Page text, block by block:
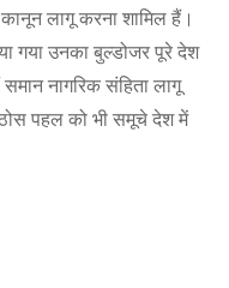
लागू करना शामिल हैं।
गया उनका बुल्डोजर पूरे देश
नागरिक संहिता लागू
पहल को भी समूचे देश में